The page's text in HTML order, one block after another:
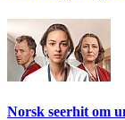
Norsk seerhit om